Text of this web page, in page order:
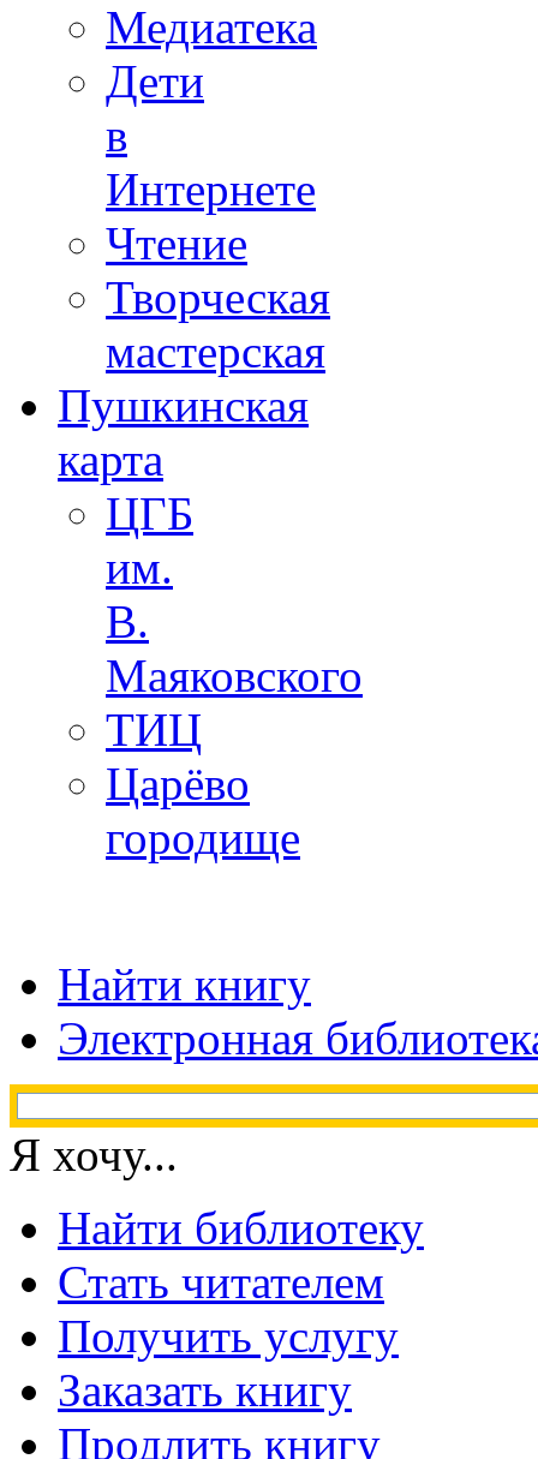
Медиатека
Дети
в
Интернете
Чтение
Творческая
мастерская
Пушкинская
карта
ЦГБ
им.
В.
Маяковского
ТИЦ
Царёво
городище
Найти книгу
Электронная
Я хочу...
Найти библиотеку
Стать читателем
Получить услугу
Заказать книгу
Продлить книгу